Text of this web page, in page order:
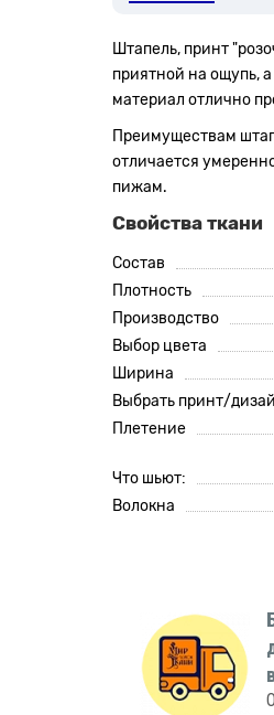
Штапель, принт
приятной на ощупь,
материал отлично
Преимуществам
отличается
пижам.
Свойства ткани
Состав
Плотность
Производство
Выбор цвета
Ширина
Выбрать принт/
Плетение
Что шьют:
Волокна